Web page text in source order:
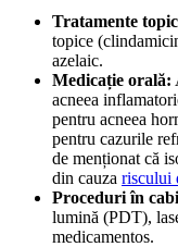
Tratamente
topice
azelaic.
Medicație orală:
acneea
pentru acneea
pentru cazurile
de menționat că
din cauza riscului
Proceduri în
lumină (PDT),
medicamentos.